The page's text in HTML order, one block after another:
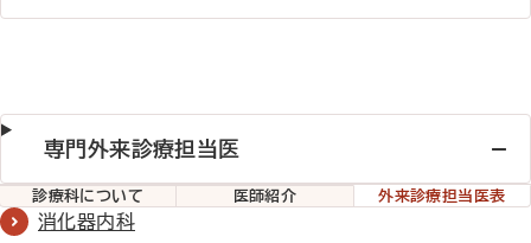
専門外来診療担当医
診療科について 医師紹介 外来診療担当医表
消化器内科